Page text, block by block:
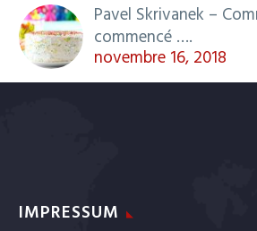
Pavel Skrivanek –
commencé ….
novembre 16, 2018
IMPRESSUM